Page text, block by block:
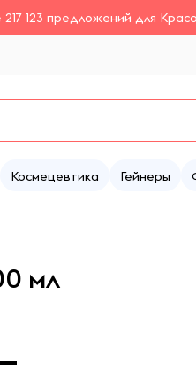
217 123 предложений для
Космецевтика Гейнеры
мл